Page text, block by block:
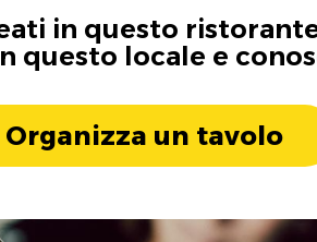
in questo
questo locale e
Organizza un tavolo